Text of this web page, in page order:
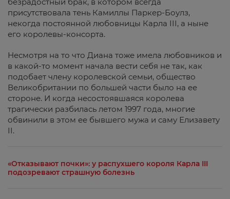
безрадостный брак, в котором всегда
присутствовала тень Камиллы Паркер-Боулз,
некогда постоянной любовницы Карла III, а ныне
его королевы-консорта.
Несмотря на то что Диана тоже имела любовников и
в какой-то момент начала вести себя не так, как
подобает члену королевской семьи, общество
Великобритании по большей части было на ее
стороне. И когда несостоявшаяся королева
трагически разбилась летом 1997 года, многие
обвинили в этом ее бывшего мужа и саму Елизавету
II.
«Отказывают почки»: у распухшего короля Карла III
подозревают страшную болезнь